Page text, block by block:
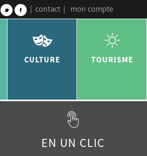
| contact | mon compte
CULTURE TOURISME
EN UN CLIC